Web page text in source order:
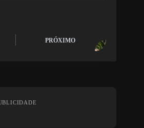
PRÓXIMO